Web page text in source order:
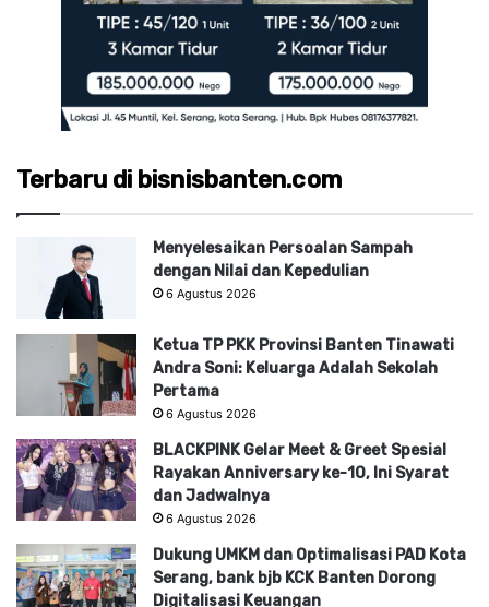
Terbaru di bisnisbanten.com
Menyelesaikan Persoalan Sampah
dengan Nilai dan Kepedulian
6 Agustus 2026
Ketua TP PKK Provinsi Banten Tinawati
Andra Soni: Keluarga Adalah Sekolah
Pertama
6 Agustus 2026
BLACKPINK Gelar Meet & Greet Spesial
Rayakan Anniversary ke-10, Ini Syarat
dan Jadwalnya
6 Agustus 2026
Dukung UMKM dan Optimalisasi PAD Kota
Serang, bank bjb KCK Banten Dorong
Digitalisasi Keuangan